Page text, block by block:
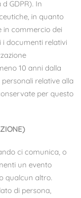
GDPR). In
in quanto
in commercio dei
documenti relativi
10 anni dalla
relative alla
per questo
ci comunica, o
un evento
qualcun altro.
di persona,